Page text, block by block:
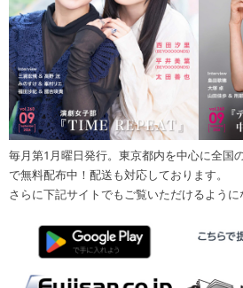
毎月第1月曜日発行。東京都内を中心に全国
で無料配布中！配送も対応しております。
さらに下記サイトでもご覧いただけるように